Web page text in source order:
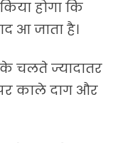
होगा कि
आ जाता है।
चलते ज्यादातर
काले दाग और